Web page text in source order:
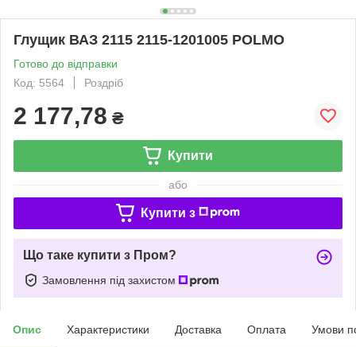
Глущик ВАЗ 2115 2115-1201005 POLMO
Готово до відправки
Код: 5564
Роздріб
2 177,78 ₴
Купити
або
Купити з
Що таке купити з Пром?
Замовлення під захистом
Опис Характеристики Доставка Оплата Умови